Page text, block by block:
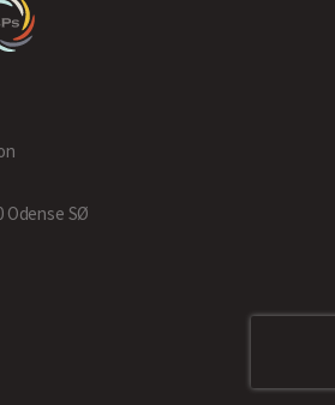
Odense SØ